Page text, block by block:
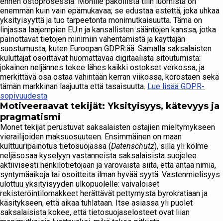
enemmän kuin vain epämukavaa; se edustaa estettä, joka uhkaa
yksityisyyttä ja tuo tarpeetonta monimutkaisuutta. Tämä on
linjassa laajempien EU:n ja kansallisten sääntöjen kanssa, jotka
painottavat tietojen minimiin vähentämistä ja käyttäjän
suostumusta, kuten Euroopan GDPR:ää. Samalla saksalaisten
kuluttajat osoittavat huomattavaa digitaalista sitoutumista:
jokainen neljännes tekee lähes kaikki ostokset verkossa, ja
merkittävä osa ostaa vähintään kerran viikossa, korostaen sekä
tämän markkinan laajuutta että tasaisuutta. Lue lisää GDPR-
sopivuudesta
Motiveeraavat tekijät: Yksityisyys, kätevyys ja
pragmatismi
Monet tekijät perustuvat saksalaisten ostajien mieltymykseen
vierailijoiden maksuosuuteen. Ensimmäinen on maan
kulttuuripainotus tietosuojassa (Datenschutz), sillä yli kolme
neljäsosaa kyselyyn vastanneista saksalaisista suojelee
aktiivisesti henkilötietojaan ja varovaista siitä, että antaa nimiä,
syntymäaikoja tai osoitteita ilman hyvää syytä. Vastenmielisyys
ulottuu yksityisyyden ulkopuolelle: vaivaloiset
rekisteröintilomakkeet herättävät pettymystä byrokratiaan ja
käsitykseen, että aikaa tuhlataan. Itse asiassa yli puolet
saksalaisista kokee, että tietosuojaselosteet ovat liian